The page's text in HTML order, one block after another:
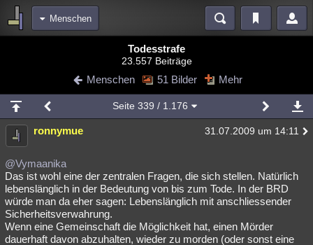
Menschen
Diskussionen Blogs Videos
Chat Wiki Neuigkeiten
meine Rubriken
Menschen Wissenschaft Mystery Kriminalfälle
Spiritualität
Natur Umfragen Unterhaltung
weitere Rubriken
Philosophie Träume Orte Esoterik Literatur
Todesstrafe
23.557 Beiträge
Menschen 51 Bilder Mehr
Seite 339 / 1.176
ronnymue 31.07.2009 um 14:11
@Vymaanika
Das ist wohl eine der zentralen Fragen, die sich stellen. Natürlich
lebenslänglich in der Bedeutung von bis zum Tode. In der BRD
würde man da eher sagen: Lebenslänglich mit anschliessender
Sicherheitsverwahrung.
Wenn eine Gemeinschaft die Möglichkeit hat, einen Mörder
dauerhaft davon abzuhalten, wieder zu morden (oder sonst eine